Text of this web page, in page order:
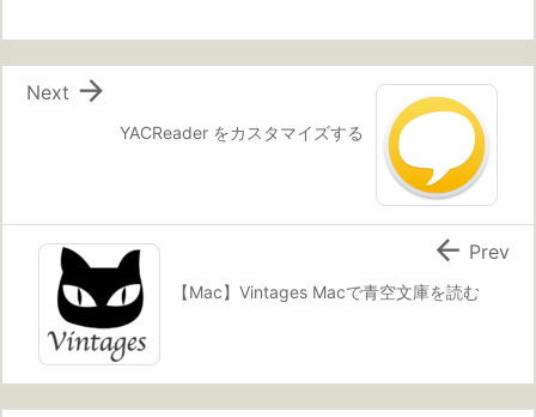
YACReader をカスタマイズする

Next
【Mac】Vintages Macで青空文庫を読む
 Prev